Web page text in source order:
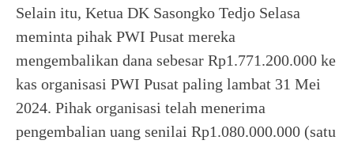
Selain itu, Ketua DK Sasongko Tedjo Selasa
meminta pihak PWI Pusat mereka
mengembalikan dana sebesar Rp1.771.200.000 ke
kas organisasi PWI Pusat paling lambat 31 Mei
2024. Pihak organisasi telah menerima
pengembalian uang senilai Rp1.080.000.000 (satu